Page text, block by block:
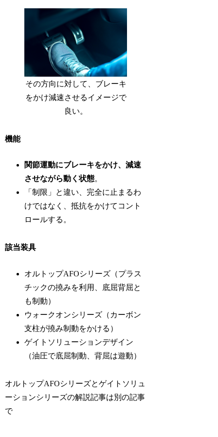
その方向に対して、ブレーキ
をかけ減速させるイメージで
良い。
機能
関節運動にブレーキをかけ、減速
させながら動く状態。
「制限」と違い、完全に止まるわ
けではなく、抵抗をかけてコント
ロールする。
該当装具
オルトップAFOシリーズ（プラス
チックの撓みを利用、底屈背屈と
も制動）
ウォークオンシリーズ（カーボン
支柱が撓み制動をかける）
ゲイトソリューションデザイン
（油圧で底屈制動、背屈は遊動）
オルトップAFOシリーズとゲイトソリュ
ーションシリーズの解説記事は別の記事
で